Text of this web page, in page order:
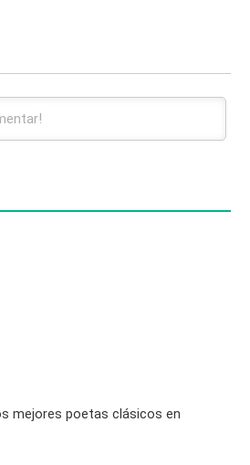
mejores poetas clásicos en